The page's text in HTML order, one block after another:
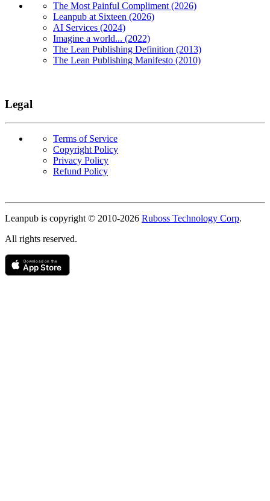
The Most Painful Compliment (2026)
Leanpub at Sixteen (2026)
AI Services (2024)
Imagine a world... (2022)
The Lean Publishing Definition (2013)
The Lean Publishing Manifesto (2010)
Legal
Terms of Service
Copyright Policy
Privacy Policy
Refund Policy
Copyright
Leanpub is copyright © 2010-2026 Ruboss Technology Corp.
All rights reserved.